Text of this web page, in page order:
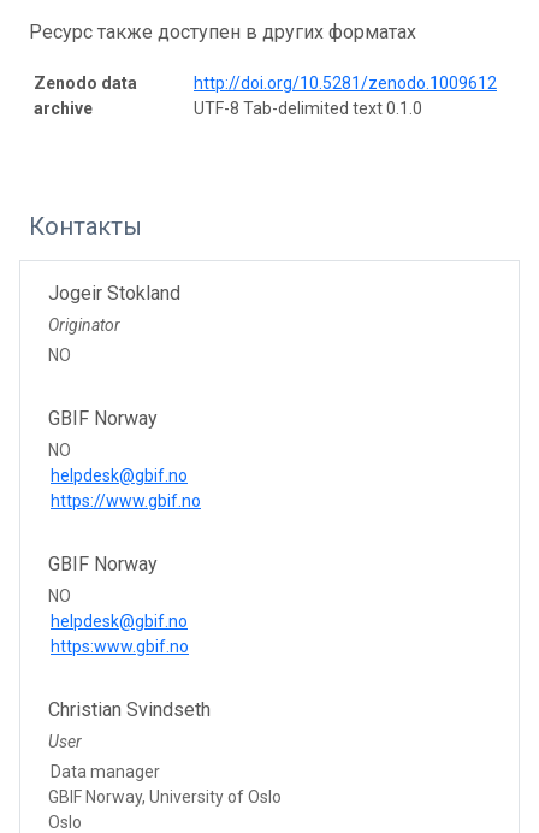
Ресурс также доступен в других форматах
Zenodo data
archive
http://doi.org/10.5281/zenodo.1009612
UTF-8 Tab-delimited text 0.1.0
Контакты
Jogeir Stokland
Originator
NO
GBIF Norway
NO
helpdesk@gbif.no
https://www.gbif.no
GBIF Norway
NO
helpdesk@gbif.no
https:www.gbif.no
Christian Svindseth
User
Data manager
GBIF Norway, University of Oslo
Oslo